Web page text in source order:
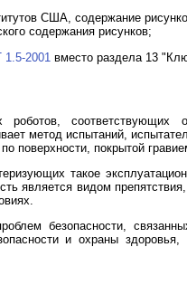
США, содержание
содержания рисунков;
2001 вместо раздела 13
роботов,
метод испытаний,
поверхности, покрытой
такое
является видом
безопасности,
и охраны